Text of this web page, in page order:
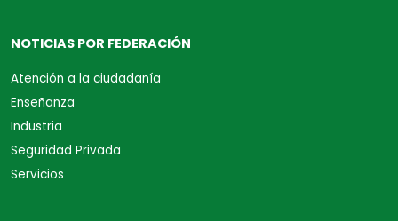
NOTICIAS POR FEDERACIÓN
Atención a la ciudadanía
Enseñanza
Industria
Seguridad Privada
Servicios